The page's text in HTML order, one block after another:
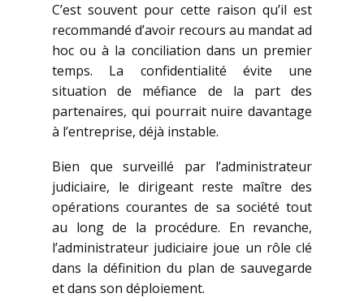
C’est souvent pour cette raison qu’il est
recommandé d’avoir recours au mandat ad
hoc ou à la conciliation dans un premier
temps. La confidentialité évite une
situation de méfiance de la part des
partenaires, qui pourrait nuire davantage
à l’entreprise, déjà instable.
Bien que surveillé par l’administrateur
judiciaire, le dirigeant reste maître des
opérations courantes de sa société tout
au long de la procédure. En revanche,
l’administrateur judiciaire joue un rôle clé
dans la définition du plan de sauvegarde
et dans son déploiement.